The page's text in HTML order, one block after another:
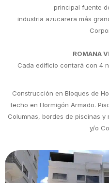
principal fuente
industria azucarera más
ROMANA
Cada edificio contará con 4
Construcción en Bloques de
techo en Hormigón Armado.
Columnas, bordes de piscinas y
y/o